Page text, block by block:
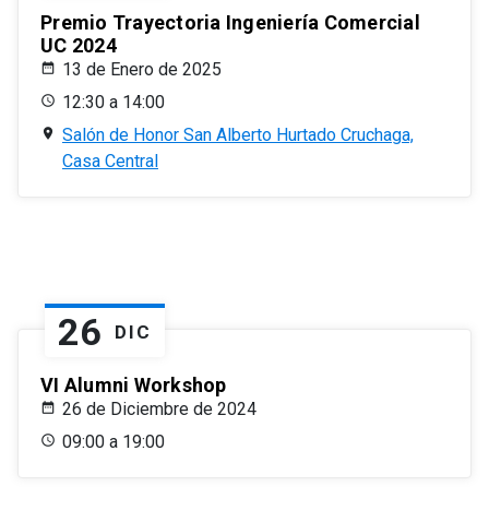
Premio Trayectoria Ingeniería Comercial
UC 2024
13 de Enero de 2025
12:30 a 14:00
Salón de Honor San Alberto Hurtado Cruchaga,
Casa Central
26 DIC
VI Alumni Workshop
26 de Diciembre de 2024
09:00 a 19:00